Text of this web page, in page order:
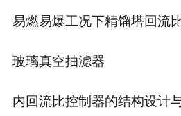
玻璃真空抽滤器